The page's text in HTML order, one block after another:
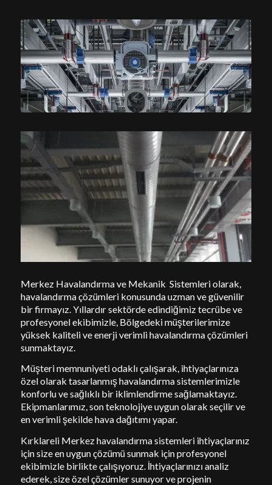
Merkez Havalandırma ve Mekanik Sistemleri olarak,
havalandırma çözümleri konusunda uzman ve güvenilir
bir firmayız. Yıllardır sektörde edindiğimiz tecrübe ve
profesyonel ekibimizle, Bölgedeki müşterilerimize
yüksek kaliteli ve enerji verimli havalandırma çözümleri
sunmaktayız.
Müşteri memnuniyeti odaklı çalışarak, ihtiyaçlarınıza
özel olarak tasarlanmış havalandırma sistemlerimizle
konforlu ve sağlıklı bir iklimlendirme sağlamaktayız.
Ekipmanlarımız, son teknolojiye uygun olarak seçilir ve
en verimli şekilde hava dağıtımı yapar.
Kırklareli Merkez havalandırma sistemleri ihtiyaçlarınız
için size en uygun çözümü sunmak için profesyonel
ekibimizle birlikte çalışıyoruz. İhtiyaçlarınızı analiz
ederek, size özel çözümler sunuyor ve projenin